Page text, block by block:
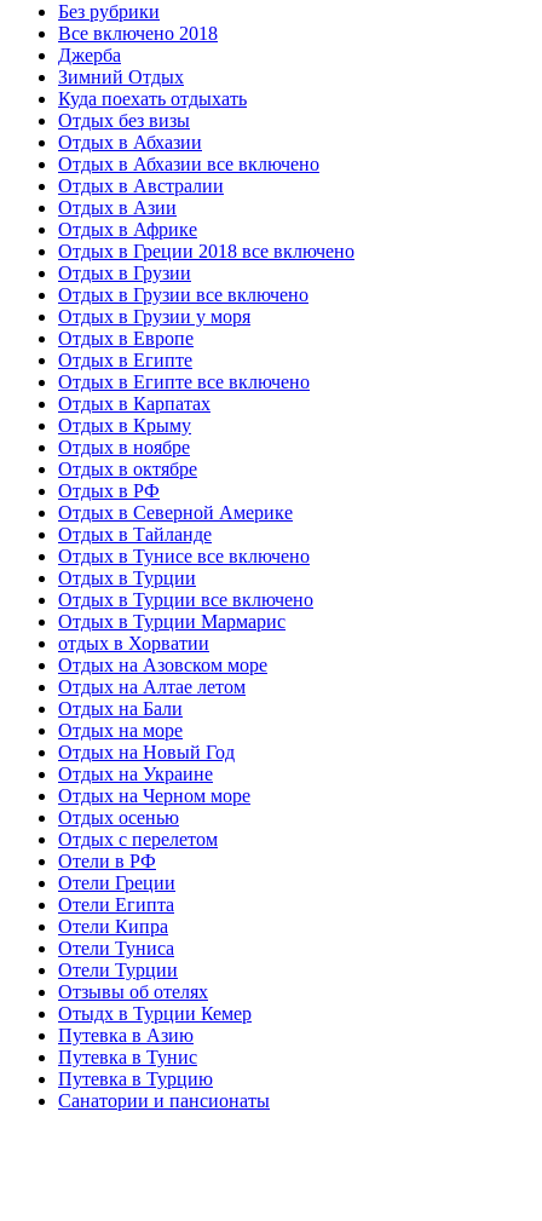
Без рубрики
Все включено 2018
Джерба
Зимний Отдых
Куда поехать отдыхать
Отдых без визы
Отдых в Абхазии
Отдых в Абхазии все включено
Отдых в Австралии
Отдых в Азии
Отдых в Африке
Отдых в Греции 2018 все включено
Отдых в Грузии
Отдых в Грузии все включено
Отдых в Грузии у моря
Отдых в Европе
Отдых в Египте
Отдых в Египте все включено
Отдых в Карпатах
Отдых в Крыму
Отдых в ноябре
Отдых в октябре
Отдых в РФ
Отдых в Северной Америке
Отдых в Тайланде
Отдых в Тунисе все включено
Отдых в Турции
Отдых в Турции все включено
Отдых в Турции Мармарис
отдых в Хорватии
Отдых на Азовском море
Отдых на Алтае летом
Отдых на Бали
Отдых на море
Отдых на Новый Год
Отдых на Украине
Отдых на Черном море
Отдых осенью
Отдых с перелетом
Отели в РФ
Отели Греции
Отели Египта
Отели Кипра
Отели Туниса
Отели Турции
Отзывы об отелях
Отыдх в Турции Кемер
Путевка в Азию
Путевка в Тунис
Путевка в Турцию
Санатории и пансионаты